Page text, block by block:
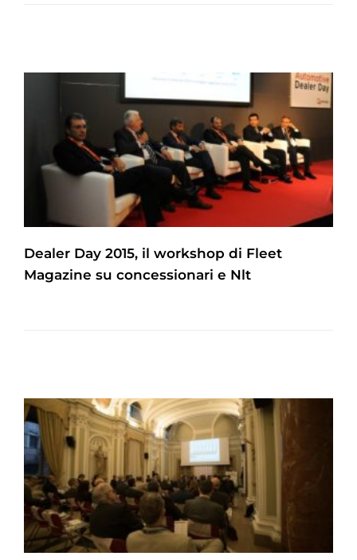
Dealer Day 2015, il workshop di Fleet
Magazine su concessionari e Nlt